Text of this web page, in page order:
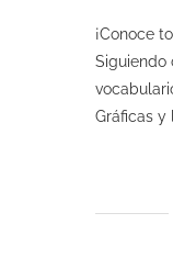
¡Conoce
Siguiendo
Gráficas y